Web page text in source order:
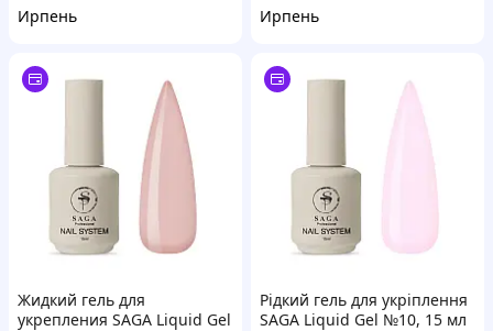
Ирпень
Ирпень
Жидкий гель для
укрепления SAGA Liquid Gel
Рідкий гель для укріплення
SAGA Liquid Gel №10, 15 мл